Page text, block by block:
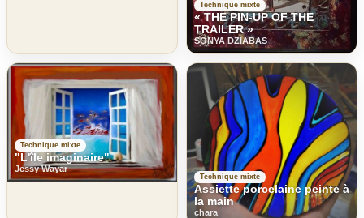
Technique mixte
« THE PIN-UP OF THE
TRAILER »
SONYA DZIABAS
Technique mixte
"L'île imaginaire"
Jessy Wayar
Technique mixte
Assiette porcelaine peinte à
la main
chara